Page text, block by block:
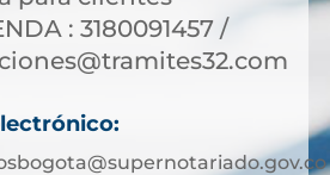
: 3180091457 /